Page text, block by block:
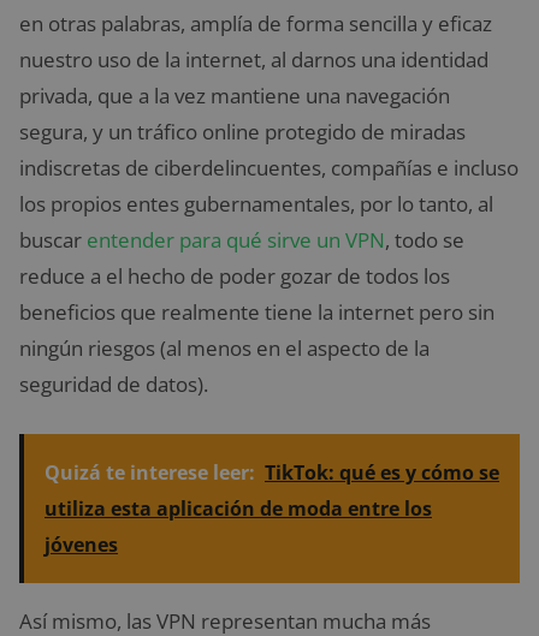
en otras palabras, amplía de forma sencilla y eficaz
nuestro uso de la internet, al darnos una identidad
privada, que a la vez mantiene una navegación
segura, y un tráfico online protegido de miradas
indiscretas de ciberdelincuentes, compañías e incluso
los propios entes gubernamentales, por lo tanto, al
buscar entender para qué sirve un VPN, todo se
reduce a el hecho de poder gozar de todos los
beneficios que realmente tiene la internet pero sin
ningún riesgos (al menos en el aspecto de la
seguridad de datos).
Quizá te interese leer: TikTok: qué es y cómo se
utiliza esta aplicación de moda entre los
jóvenes
Así mismo, las VPN representan mucha más